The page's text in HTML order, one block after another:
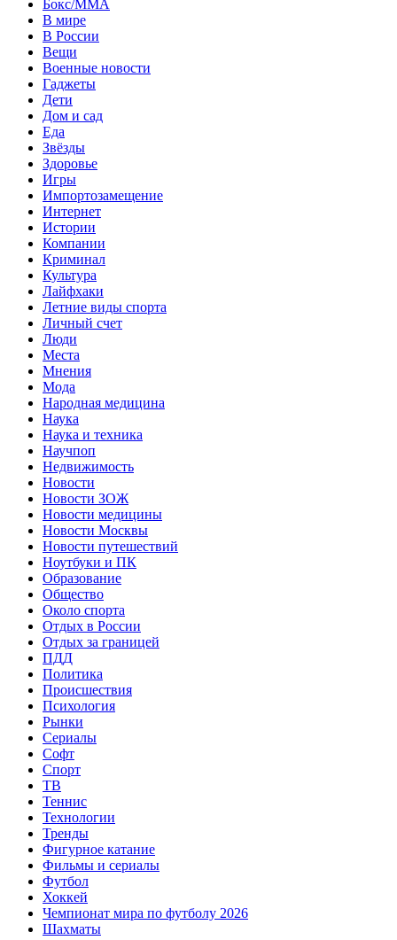
Бокс/MMA
В мире
В России
Вещи
Военные новости
Гаджеты
Дети
Дом и сад
Еда
Звёзды
Здоровье
Игры
Импортозамещение
Интернет
Истории
Компании
Криминал
Культура
Лайфхаки
Летние виды спорта
Личный счет
Люди
Места
Мнения
Мода
Народная медицина
Наука
Наука и техника
Научпоп
Недвижимость
Новости
Новости ЗОЖ
Новости медицины
Новости Москвы
Новости путешествий
Ноутбуки и ПК
Образование
Общество
Около спорта
Отдых в России
Отдых за границей
ПДД
Политика
Происшествия
Психология
Рынки
Сериалы
Софт
Спорт
ТВ
Теннис
Технологии
Тренды
Фигурное катание
Фильмы и сериалы
Футбол
Хоккей
Чемпионат мира по футболу 2026
Шахматы